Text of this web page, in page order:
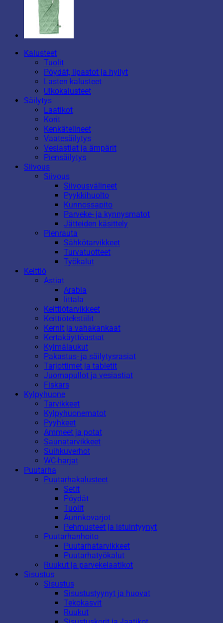
Kalusteet
Tuolit
Pöydät, lipastot ja hyllyt
Lasten kalusteet
Ulkokalusteet
Säilytys
Laatikot
Korit
Kenkätelineet
Vaatesäilytys
Vesiastiat ja ämpärit
Piensäilytys
Siivous
Siivous
Siivousvälineet
Pyykkihuolto
Kunnossapito
Parveke- ja kynnysmatot
Jätteiden käsittely
Pienrauta
Sähkötarvikkeet
Turvatuotteet
Työkalut
Keittiö
Astiat
Arabia
Iittala
Keittiötarvikkeet
Keittiötekstiilit
Kernit ja vahakankaat
Kertakäyttöastiat
Kylmälaukut
Pakastus- ja säilytysrasiat
Tarjottimet ja tabletit
Juomapullot ja vesiastiat
Fiskars
Kylpyhuone
Tarvikkeet
Kylpyhuonematot
Pyyhkeet
Ammeet ja potat
Saunatarvikkeet
Suihkuverhot
WC-harjat
Puutarha
Puutarhakalusteet
Setit
Pöydät
Tuolit
Aurinkovarjot
Pehmusteet ja istuintyynyt
Puutarhanhoito
Puutarhatarvikkeet
Puutarhatyökalut
Ruukut ja parvekelaatikot
Sisustus
Sisustus
Sisustustyynyt ja huovat
Tekokasvit
Ruukut